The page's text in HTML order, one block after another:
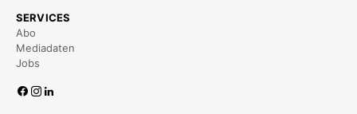
SERVICES
Abo
Mediadaten
Jobs